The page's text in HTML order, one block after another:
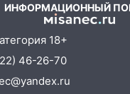
пенсионер
мошенников
Московском шоссе
и
ИНФОРМАЦИОННЫЙ
18+
46-26-70